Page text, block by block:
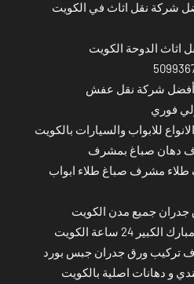
شركة نقل اثاث في الكويت
الدوحة الكويت
شركة نقل عفش
فوري
للابواب والسيارات بالكويت
دهان صباغ بمشرف
مشرف صباغ طلاء ابواب
جدران جميع مدن الكويت
24 ساعة الكويت
تركيب ورق جدران جبس بورد
و دهانات اصلية بالكويت